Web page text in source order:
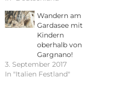
Wandern am
Gardasee mit
Kindern
oberhalb von
Gargnano!
3. September 2017
In "Italien Festland"